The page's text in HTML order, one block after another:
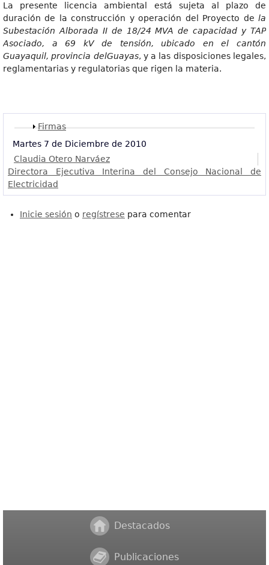
La presente licencia ambiental está sujeta al plazo de
duración de la construcción y operación del Proyecto de la
Subestación Alborada II de 18/24 MVA de capacidad y TAP
Asociado, a 69 kV de tensión, ubicado en el cantón
Guayaquil, provincia delGuayas, y a las disposiciones legales,
reglamentarias y regulatorias que rigen la materia.
Mostrar
Firmas
Martes 7 de Diciembre de 2010
Claudia Otero Narváez
Directora Ejecutiva Interina del Consejo Nacional de
Electricidad
Inicie sesión o regístrese para comentar
Destacados
Publicaciones